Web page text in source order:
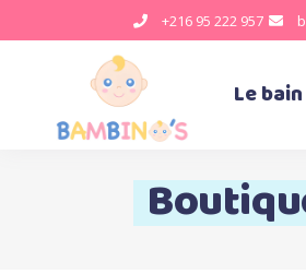
+216 95 222 957
Le bain